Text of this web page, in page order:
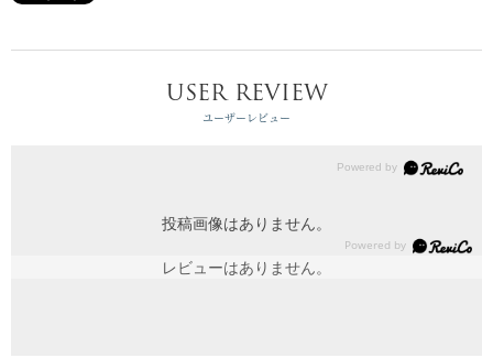
USER REVIEW
ユーザーレビュー
投稿画像はありません。
レビューはありません。